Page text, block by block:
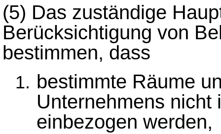
(5) Das zuständige
Berücksichtigung von
bestimmen, dass
bestimmte Räume
Unternehmens nicht
einbezogen werden,